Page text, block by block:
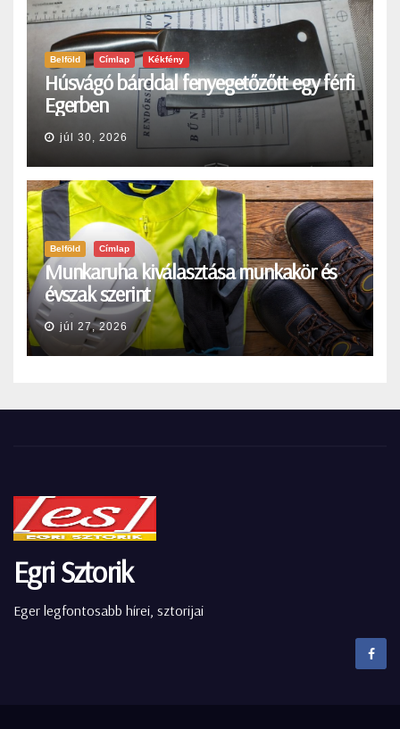
Belföld Címlap Kékfény
Húsvágó bárddal fenyegetőzőtt egy férfi
Egerben
júl 30, 2026
Belföld Címlap
Munkaruha kiválasztása munkakör és
évszak szerint
júl 27, 2026
Egri Sztorik
Eger legfontosabb hírei, sztorijai